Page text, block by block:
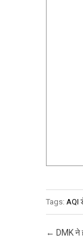
Tags: AQI
Post
← DMK ने